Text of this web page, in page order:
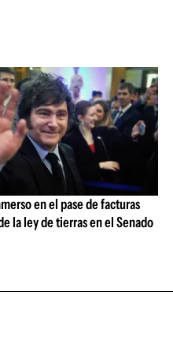
en el pase de facturas
la ley de tierras en el Senado